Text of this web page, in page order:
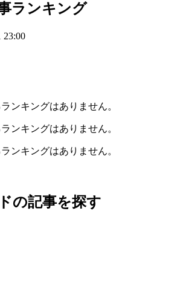
ランキング
23:00
ンキングはありません。
ンキングはありません。
ンキングはありません。
の記事を探す